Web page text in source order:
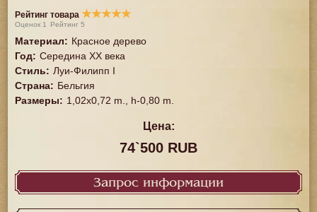
Рейтинг товара ★★★★★
Оценок 1 Рейтинг5
Материал: Красное дерево
Год: Середина XX векa
Стиль: Луи-Филипп I
Страна: Бельгия
Размеры: 1,02x0,72 m., h-0,80 m.
Цена:
74`500 RUB
Запрос информации